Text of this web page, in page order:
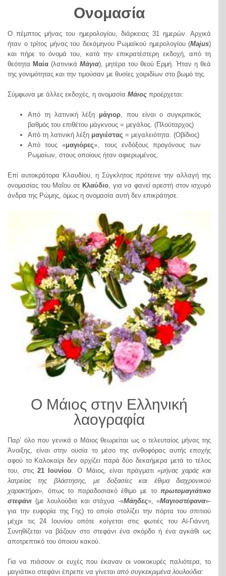
Ονομασία
Ο πέμπτος μήνας του ημερολογίου, διάρκειας 31 ημερών. Αρχικά
ήταν ο τρίτος μήνας του δεκάμηνου Ρωμαϊκού ημερολογίου (Majus)
και πήρε το όνομά του, κατά την επικρατέστερη εκδοχή, από τη
θεότητα Μαία (λατινικάΜάγια), μητέρα του θεού Ερμή. Ήταν η θεά
της γονιμότητας και την τιμούσαν με θυσίες χοιριδίων στο βωμό της.
Σύμφωνα με άλλες εκδοχές, η ονομασία Μάιος προέρχεται:
Από τη λατινική λέξη μάγιορ, που είναι ο συγκριτικός
βαθμός του επιθέτου μάγκνους = μεγάλος. (Πλούταρχος)
Από τη λατινική λέξη μαγιέστας = μεγαλειότητα. (Οβίδιος)
Από τους «μαγιόρες», τους ενδόξους προγόνους των
Ρωμαίων, στους οποίους ήταν αφιερωμένος.
Επί αυτοκράτορα Κλαυδίου, η Σύγκλητος πρότεινε την αλλαγή της
ονομασίας του Μαΐου σε Κλαύδιο, για να φανεί αρεστή στον ισχυρό
άνδρα της Ρώμης, όμως η ονομασία αυτή δεν επικράτησε.
Ο Μάιος στην Ελληνική
λαογραφία
Παρ’ όλο που γενικά ο Μάιος θεωρείται ως ο τελευταίος μήνας της
Άνοιξης, είναι στην ουσία το μέσο της ανθοφόρας αυτής εποχής
αφού το Καλοκαίρι δεν αρχίζει παρά δύο δεκαήμερα μετά το τέλος
του, στις21 Ιουνίου. Ο Μάιος, είναι πράγματι «μήνας χαράς και
λατρείας της βλάστησης, με δοξασίες και έθιμα διαχρονικού
χαρακτήρα», όπως το παραδοσιακό έθιμο με τοπρωτομαγιάτικο
στεφάνι (με λουλούδια και στάχυα -«Μάηδες», «Μαγιοστέφανα»-
για την ευφορία της Γης) το οποίο στολίζει την πόρτα του σπιτιού
μέχρι τις 24 Ιουνίου οπότε καίγεται στις φωτιές του Αϊ-Γιάννη.
Συνηθίζεται να βάζουν στο στεφάνι ένα σκόρδο ή ένα αγκάθι ως
αποτρεπτικό του όποιου κακού.
Για να πιάσουν οι ευχές που έκαναν οι νοικοκυρές παλιότερα, το
μαγιάτικο στεφάνι έπρεπε να γίνεται από συγκεκριμένα λουλούδια: